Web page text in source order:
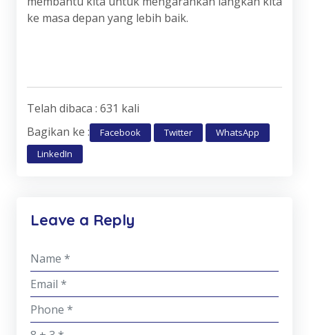
ke masa depan yang lebih baik.
Telah dibaca : 631 kali
Bagikan ke :
Facebook Twitter
WhatsApp
LinkedIn
Leave a Reply